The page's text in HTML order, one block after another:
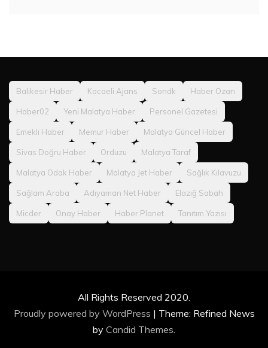
Balıkesir Haber Kocaeli Ajans Sondk Haber Ozan
Haber02 Yeni Malatya Haber Personel Gazetesi
Emekli Haber Memur Haber Malatya Güncel Haber
Sivas Doğru Haber Orduzu Malatya Taraf
Malatya Odak Haber Malatya Jet Haber Sağlık Kılavuzu
Sağlam Araba Adıyaman Net Haber Elazığ Sabah
Micder Onay Haber Haber Planet Tanıtım Yazısı
All Rights Reserved 2020.
Proudly powered by WordPress | Theme: Refined News
by Candid Themes.